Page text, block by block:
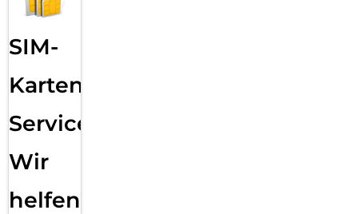
SIM-
Karten
Service:
Wir
helfen